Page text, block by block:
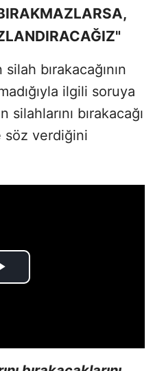
bırakacağının
ilgili soruya
silahlarını bırakacağı
söz verdiğini